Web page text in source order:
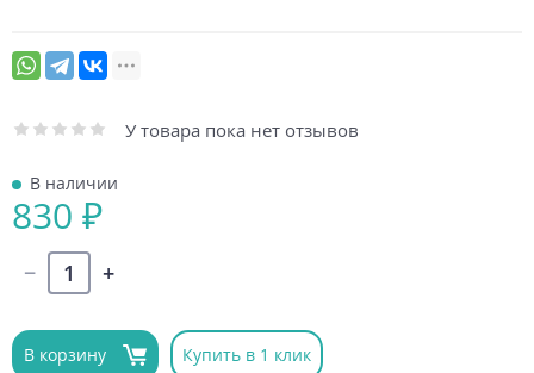
У товара пока нет отзывов
В наличии
830 ₽
В корзину Купить в 1 клик